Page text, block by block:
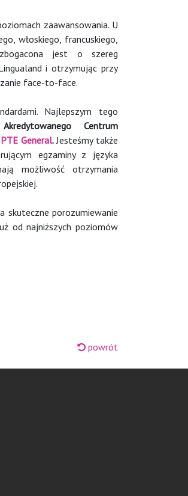
zaawansowania. U
włoskiego, francuskiego,
jest o szereg
i otrzymując przy
face-to-face.
Najlepszym tego
Akredytowanego Centrum
PTE General.Jesteśmy także
egzaminy z języka
możliwość otrzymania
skuteczne porozumiewanie
od najniższych poziomów
powrót